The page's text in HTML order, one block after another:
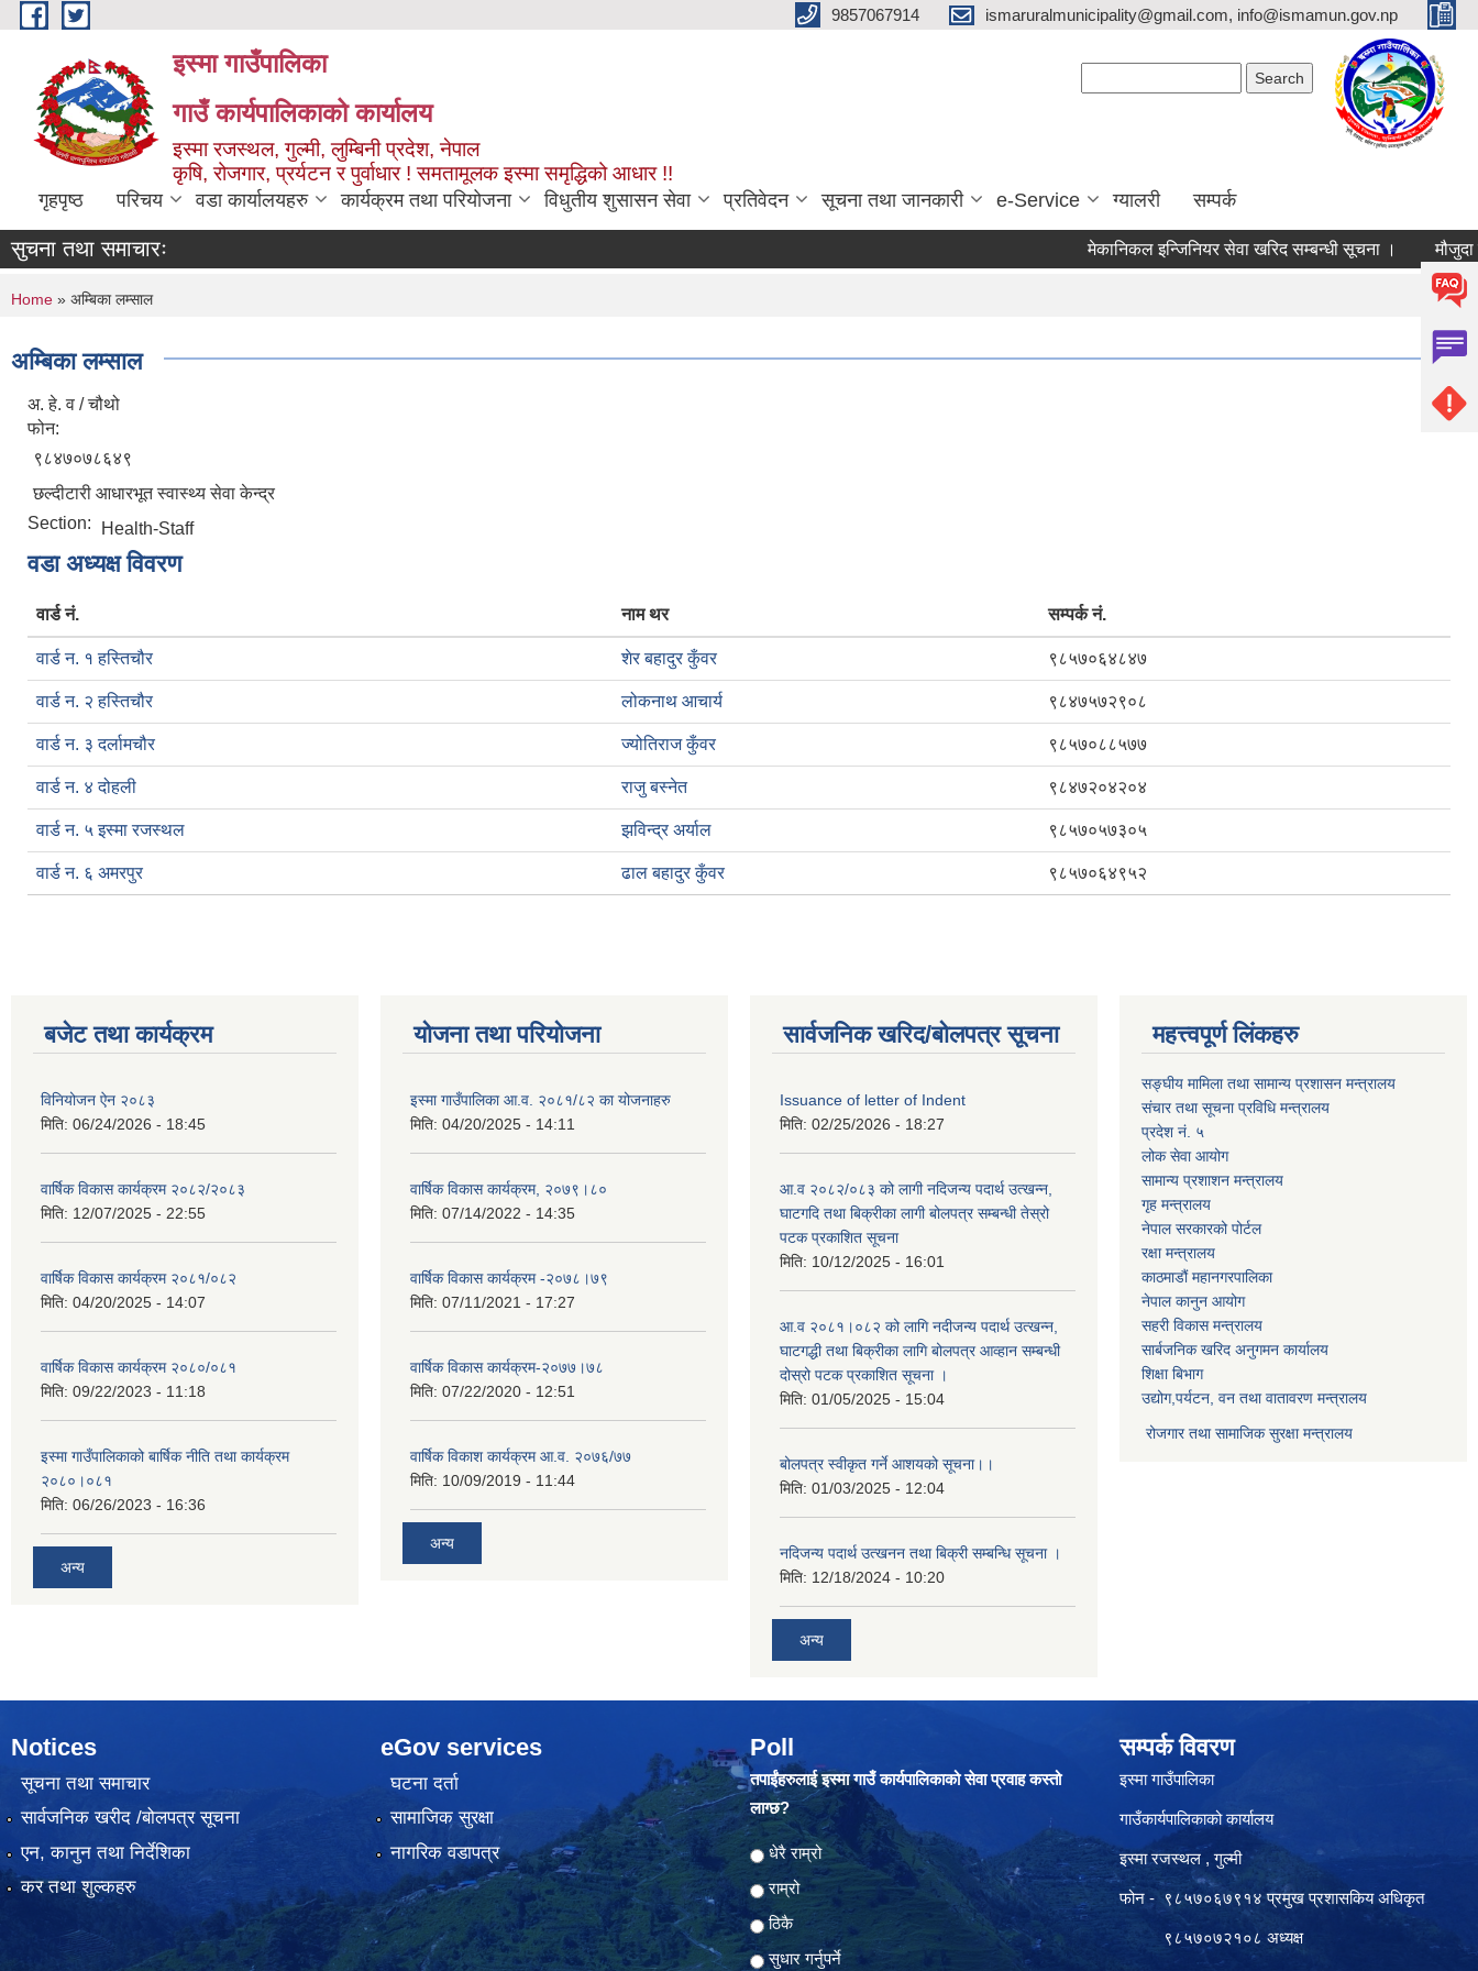
Skip to main content 9857067914 ismaruralmunicipality@gmail.com, info@ismamun.gov.np
इस्मा गाउँपालिका
गाउँ कार्यपालिकाको कार्यालय
इस्मा रजस्थल, गुल्मी, लुम्बिनी प्रदेश, नेपाल
कृषि, रोजगार, प्रर्यटन र पुर्वाधार ! समतामूलक इस्मा समृद्धिको आधार !!
गृहपृष्ठ परिचय वडा कार्यालयहरु कार्यक्रम तथा परियोजना विधुतीय शुसासन सेवा प्रतिवेदन सूचना तथा जानकारी e-Service ग्यालरी सम्पर्क
सुचना तथा समाचारः मेकानिकल इन्जिनियर सेवा खरिद सम्बन्धी सूचना । मौजुदा सूची
You are here
Home » अम्बिका लम्साल
अम्बिका लम्साल
अ. हे. व / चौथो
फोन:
९८४७०७८६४९
छल्दीटारी आधारभूत स्वास्थ्य सेवा केन्द्र
Section:
Health-Staff
वडा अध्यक्ष विवरण
वार्ड नं. नाम थर सम्पर्क नं.
वार्ड न. १ हस्तिचौर शेर बहादुर कुँवर ९८५७०६४८४७
वार्ड न. २ हस्तिचौर लोकनाथ आचार्य ९८४७५७२९०८
वार्ड न. ३ दर्लामचौर ज्योतिराज कुँवर ९८५७०८८५७७
वार्ड न. ४ दोहली राजु बस्नेत ९८४७२०४२०४
वार्ड न. ५ इस्मा रजस्थल झविन्द्र अर्याल ९८५७०५७३०५
वार्ड न. ६ अमरपुर ढाल बहादुर कुँवर ९८५७०६४९५२
बजेट तथा कार्यक्रम
विनियोजन ऐन २०८३
मिति: 06/24/2026 - 18:45
वार्षिक विकास कार्यक्रम २०८२/२०८३
मिति: 12/07/2025 - 22:55
वार्षिक विकास कार्यक्रम २०८१/०८२
मिति: 04/20/2025 - 14:07
वार्षिक विकास कार्यक्रम २०८०/०८१
मिति: 09/22/2023 - 11:18
इस्मा गाउँपालिकाको बार्षिक नीति तथा कार्यक्रम
२०८०।०८१
मिति: 06/26/2023 - 16:36
अन्य
योजना तथा परियोजना
इस्मा गाउँपालिका आ.व. २०८१/८२ का योजनाहरु
मिति: 04/20/2025 - 14:11
वार्षिक विकास कार्यक्रम, २०७९।८०
मिति: 07/14/2022 - 14:35
वार्षिक विकास कार्यक्रम -२०७८।७९
मिति: 07/11/2021 - 17:27
वार्षिक विकास कार्यक्रम-२०७७।७८
मिति: 07/22/2020 - 12:51
वार्षिक विकाश कार्यक्रम आ.व. २०७६/७७
मिति: 10/09/2019 - 11:44
अन्य
सार्वजनिक खरिद/बोलपत्र सूचना
Issuance of letter of Indent
मिति: 02/25/2026 - 18:27
आ.व २०८२/०८३ को लागी नदिजन्य पदार्थ उत्खन्न,
घाटगदि तथा बिक्रीका लागी बोलपत्र सम्बन्धी तेस्रो
पटक प्रकाशित सूचना
मिति: 10/12/2025 - 16:01
आ.व २०८१।०८२ को लागि नदीजन्य पदार्थ उत्खन्न,
घाटगद्धी तथा बिक्रीका लागि बोलपत्र आव्हान सम्बन्धी
दोस्रो पटक प्रकाशित सूचना ।
मिति: 01/05/2025 - 15:04
बोलपत्र स्वीकृत गर्ने आशयको सूचना।।
मिति: 01/03/2025 - 12:04
नदिजन्य पदार्थ उत्खनन तथा बिक्री सम्बन्धि सूचना ।
मिति: 12/18/2024 - 10:20
अन्य
महत्त्वपूर्ण लिंकहरु
सङ्घीय मामिला तथा सामान्य प्रशासन मन्त्रालय
संचार तथा सूचना प्रविधि मन्त्रालय
प्रदेश नं. ५
लोक सेवा आयोग
सामान्य प्रशाशन मन्त्रालय
गृह मन्त्रालय
नेपाल सरकारको पोर्टल
रक्षा मन्त्रालय
काठमाडौं महानगरपालिका
नेपाल कानुन आयोग
सहरी विकास मन्त्रालय
सार्बजनिक खरिद अनुगमन कार्यालय
शिक्षा बिभाग
उद्योग,पर्यटन, वन तथा वातावरण मन्त्रालय
रोजगार तथा सामाजिक सुरक्षा मन्त्रालय
Notices
सूचना तथा समाचार
सार्वजनिक खरीद /बोलपत्र सूचना
एन, कानुन तथा निर्देशिका
कर तथा शुल्कहरु
eGov services
घटना दर्ता
सामाजिक सुरक्षा
नागरिक वडापत्र
Poll
तपाईंहरुलाई इस्मा गाउँ कार्यपालिकाको सेवा प्रवाह कस्तो
लाग्छ?
Choices
धेरै राम्रो
राम्रो
ठिकै
सुधार गर्नुपर्ने
सम्पर्क विवरण
इस्मा गाउँपालिका
गाउँकार्यपालिकाको कार्यालय
इस्मा रजस्थल , गुल्मी
फोन - ९८५७०६७९१४ प्रमुख प्रशासकिय अधिकृत
९८५७०७२१०८ अध्यक्ष